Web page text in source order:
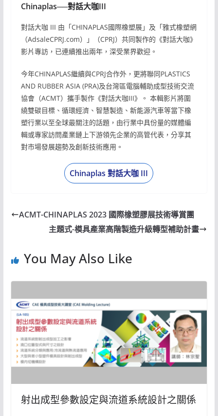
Chinaplas──對話大咖III
對話大咖 III 由「CHINAPLAS國際橡塑展」及「雅式橡塑網
（AdsaleCPRJ.com）」（CPRJ）共同製作的《對話大咖》
影片專訪，已連續推出兩年，深受業界歡迎。
今年CHINAPLAS繼續與CPRJ合作外，更將聯同PLASTICS
AND RUBBER ASIA (PRA)及台灣區電腦輔助成型技術交流
協會（ACMT）攜手製作《對話大咖III》。 本輯影片將圍
繞雙碳目標、循環經濟、智慧製造、新能源汽車等當下橡
塑行業以至全球最關注的話題，由行業中具份量的媒體編
輯或專家訪問產業鏈上下游領先企業的高管代表，分享其
對市場發展趨勢及創新技術應用。
Chinaplas 對話大咖 III
ACMT-CHINAPLAS 2023 國際橡塑膠展技術導賞團
主題式-模具產業高階製造升級轉型補助計畫
You May Also Like
射出成型參數設定與流道系統設計之關係